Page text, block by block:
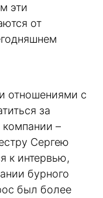
эти
от
отношениями с
за
–
Сергею
к интервью,
бурного
был более